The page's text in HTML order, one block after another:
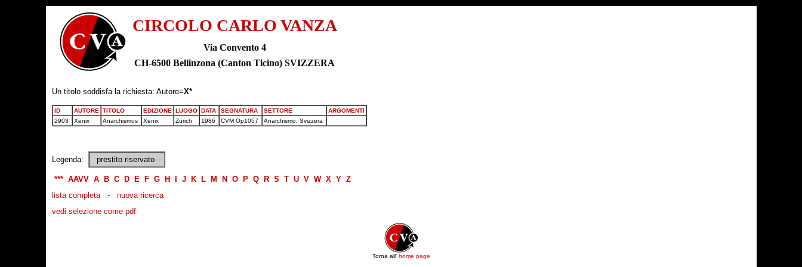
CIRCOLO CARLO VANZA
Via Convento 4
CH-6500 Bellinzona (Canton Ticino) SVIZZERA
Un titolo soddisfa la richiesta: Autore=X*
ID AUTORE TITOLO EDIZIONE LUOGO DATA SEGNATURA SETTORE
ARGOMENTI
2903
Xenix Anarchismus Xenix Zürich 1986 CVM Op1057 Anarchismo, Svizzera
Legenda: prestito riservato
*** AAVV A B C D E F G H J K L M N O P Q R S T U V W X Y Z
lista completa- nuova ricerca
vedi selezione come pdf
Torna all' home page